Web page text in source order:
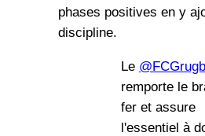
phases positives en y
discipline.
Le
remporte le
fer et assure
l'essentiel à